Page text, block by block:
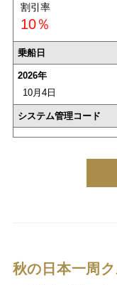
割引率
10％
乗船日
2026年
10月4日
システム管理コード
秋の日本一周